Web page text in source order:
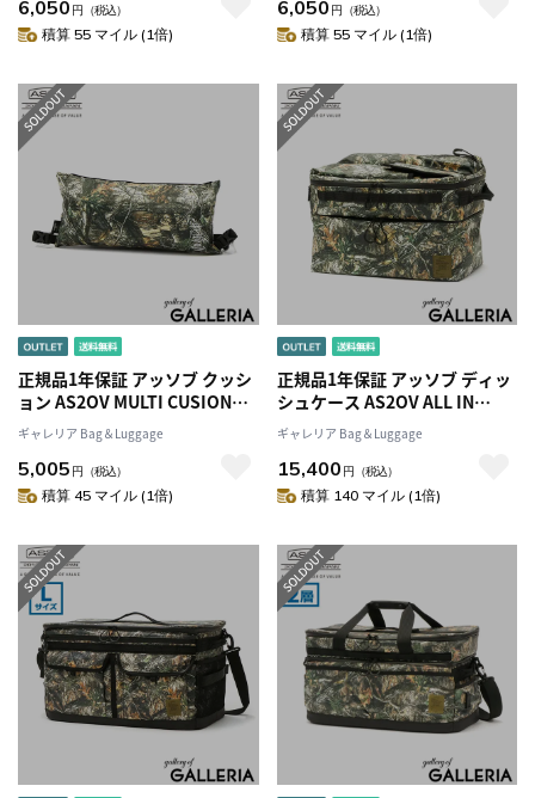
ッシュ カバー 収納ケース 防水
軽量 携帯用 アウトドア キャン
6,050 円 （税込）
積算 55 マイル (1倍)
ッシュ カバー 収納ケース 防水
軽量 携帯用 アウトドア キャン
6,050 円 （税込）
積算 55 マイル (1倍)
正規品1年保証 アッソブ クッシ
ョン AS2OV MULTI CUSION
CAMO ORIGINAL CAMO
POLYCA SERIES オリジナル カ
モ マルチクッション 枕 まくら
軽量 持ち運び キャンプ アウト
ギャレリア Bag＆Luggage
5,005 円 （税込）
積算 45 マイル (1倍)
正規品1年保証 アッソブ ディッ
シュケース AS2OV ALL IN
DISH CASE CAMO ORIGINAL
CAMO POLYCA SERIES オール
イン ディッシュケース 食器 収
納 ネット お皿 キッチンツール
ギャレリア Bag＆Luggage
15,400 円 （税込）
積算 140 マイル (1倍)